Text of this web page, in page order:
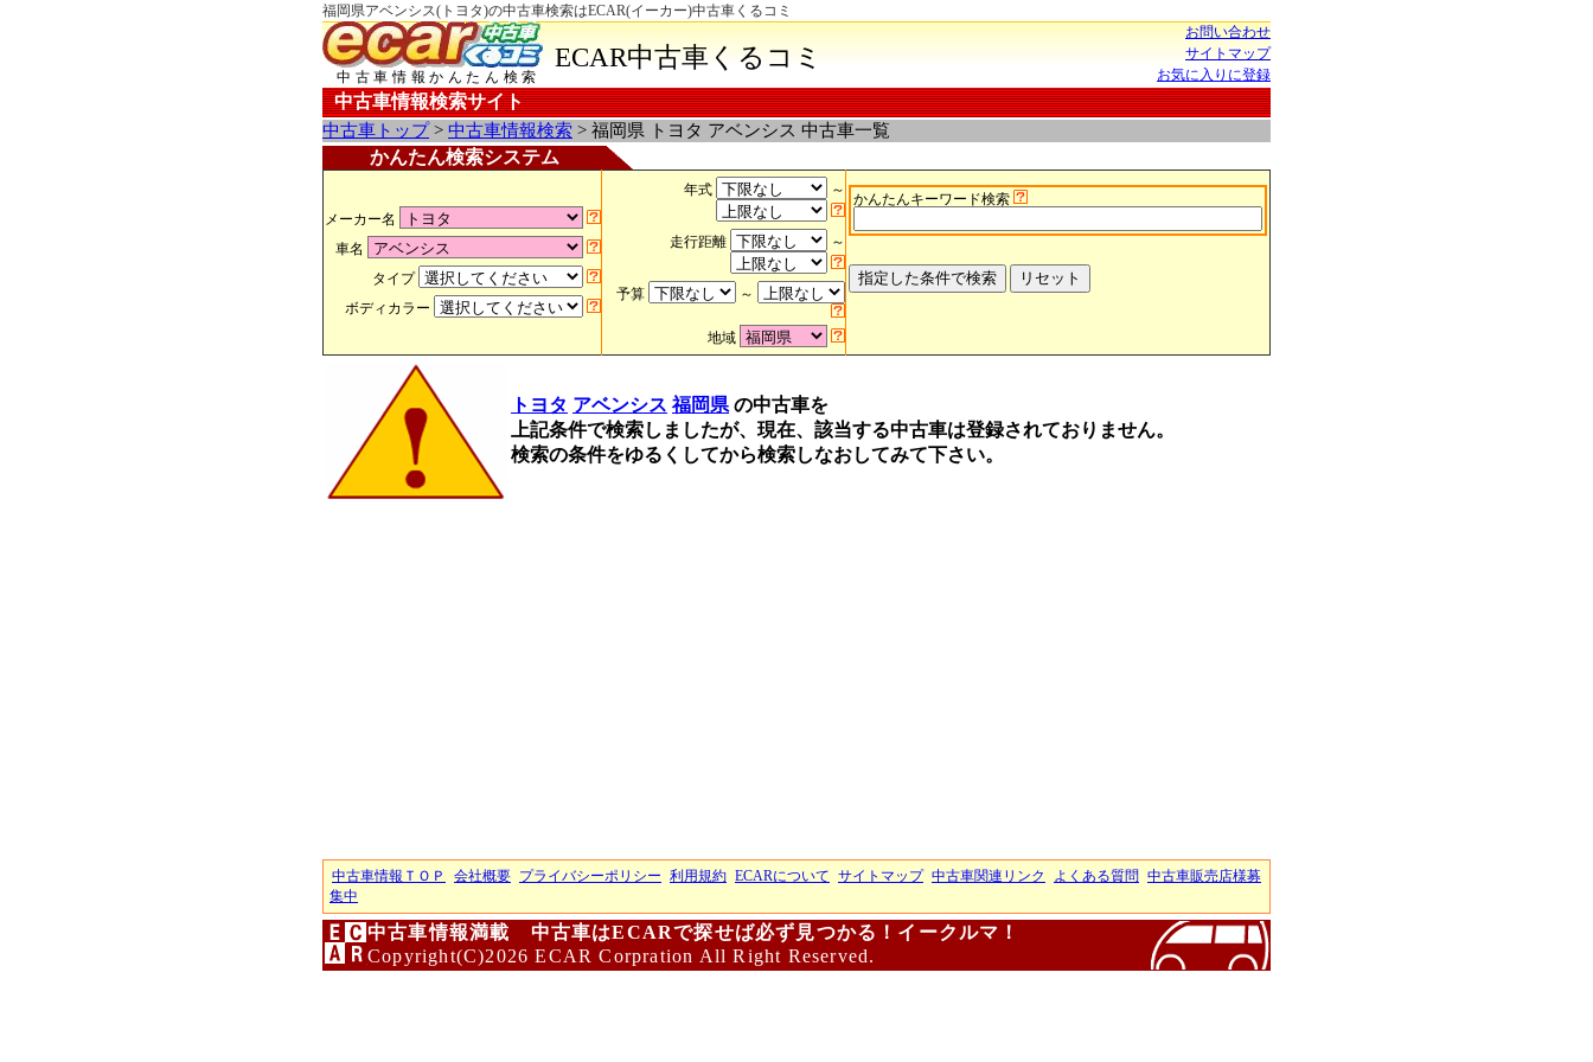
福岡県アベンシス(トヨタ)の中古車検索はECAR(イーカー)中古車くるコミ
中古車情報かんたん検索
ECAR中古車くるコミ
お問い合わせ
サイトマップ
お気に入りに登録
中古車情報検索サイト
中古車トップ> 中古車情報検索 > 福岡県 トヨタ アベンシス 中古車一覧
かんたん検索システム
メーカー名
車名
タイプ
ボディカラー
年式 ～
走行距離 ～
予算 ～
地域
かんたんキーワード検索
トヨタ アベンシス 福岡県 の中古車を
上記条件で検索しましたが、現在、該当する中古車は登録されておりません。
検索の条件をゆるくしてから検索しなおしてみて下さい。
中古車情報ＴＯＰ 会社概要 プライバシーポリシー 利用規約 ECARについて サイトマップ 中古車関連リンク よくある質問 中古車販売店様募
集中
中古車情報満載 中古車はECARで探せば必ず見つかる！イークルマ！
Copyright(C)2026 ECAR Corpration All Right Reserved.